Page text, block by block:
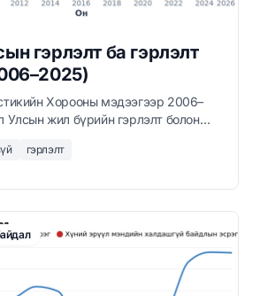
гэрлэлт ба гэрлэлт
Хорооны мэдээгээр 2006–
Улсын жил бүрийн гэрлэлт болон
гэрлэлт